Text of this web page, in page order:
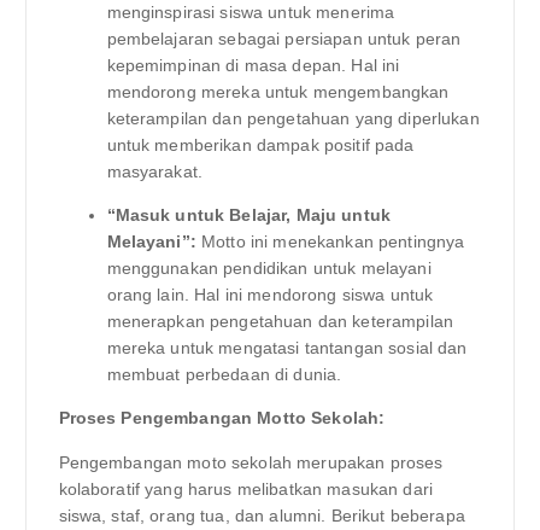
menginspirasi siswa untuk menerima
pembelajaran sebagai persiapan untuk peran
kepemimpinan di masa depan. Hal ini
mendorong mereka untuk mengembangkan
keterampilan dan pengetahuan yang diperlukan
untuk memberikan dampak positif pada
masyarakat.
“Masuk untuk Belajar, Maju untuk
Melayani”: Motto ini menekankan pentingnya
menggunakan pendidikan untuk melayani
orang lain. Hal ini mendorong siswa untuk
menerapkan pengetahuan dan keterampilan
mereka untuk mengatasi tantangan sosial dan
membuat perbedaan di dunia.
Proses Pengembangan Motto Sekolah:
Pengembangan moto sekolah merupakan proses
kolaboratif yang harus melibatkan masukan dari
siswa, staf, orang tua, dan alumni. Berikut beberapa